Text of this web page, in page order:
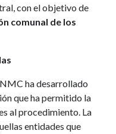
con el objetivo de
comunal de los
ha desarrollado
que ha permitido la
al procedimiento. La
entidades que